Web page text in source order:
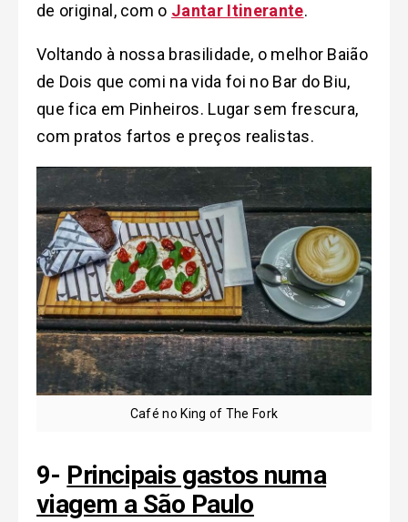
de original, com o Jantar Itinerante.
Voltando à nossa brasilidade, o melhor Baião
de Dois que comi na vida foi no Bar do Biu,
que fica em Pinheiros. Lugar sem frescura,
com pratos fartos e preços realistas.
Café no King of The Fork
9- Principais gastos numa
viagem a São Paulo